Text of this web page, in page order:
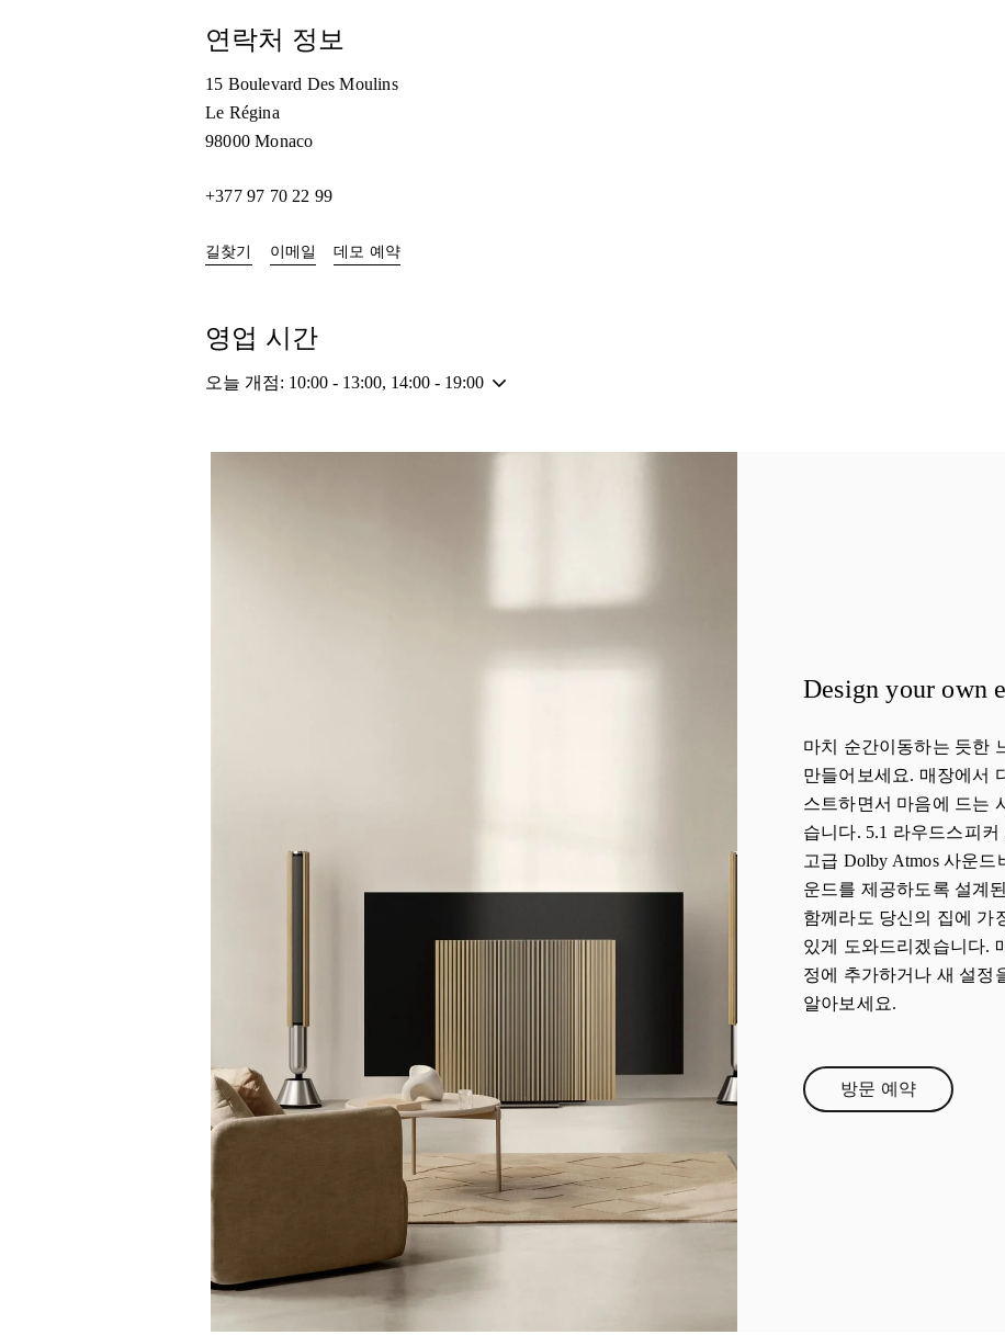
연락처 정보
15 Boulevard Des Moulins
Le Régina
98000 Monaco
+377 97 70 22 99
길찾기 Link Opens in New Tab
이메일 데모 예약Link Opens in New Tab
영업 시간
오늘 개점: 10:00 - 13:00, 14:00 - 19:00
Design your own
마치 순간이동하는 듯한
만들어보세요. 매장에서
스트하면서 마음에 드는
습니다. 5.1 라우드스피
고급 Dolby Atmos 사운
운드를 제공하도록 설계
함께라도 당신의 집에 가
있게 도와드리겠습니다.
정에 추가하거나 새 설정
알아보세요.
방문 예약Link Opens in